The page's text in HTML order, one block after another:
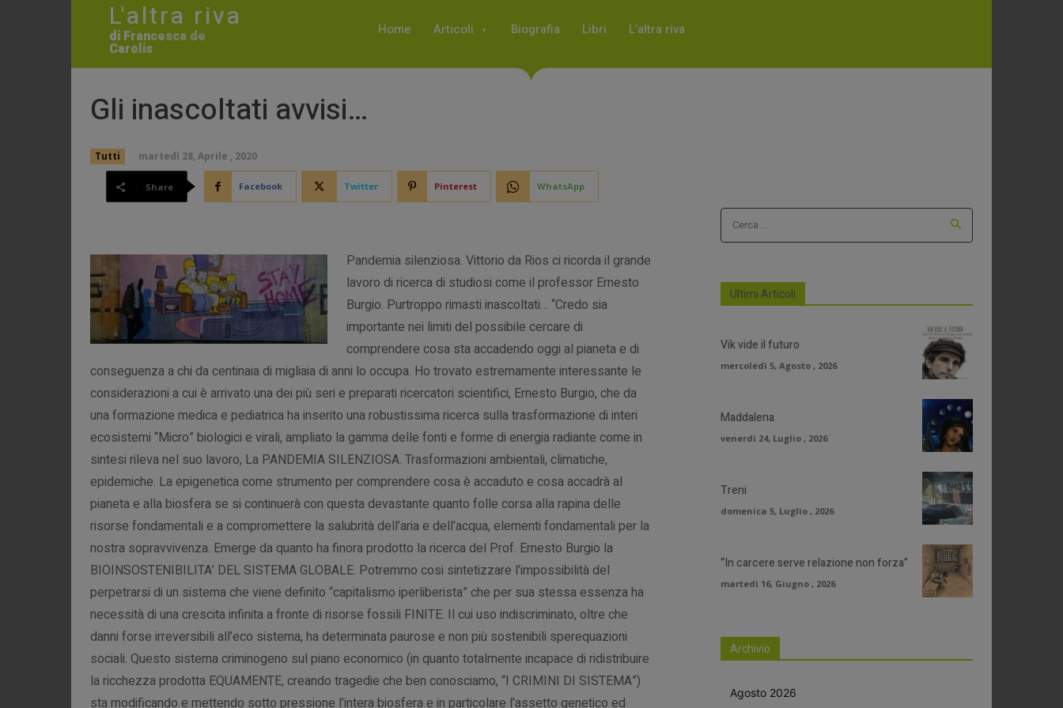
L'altra riva
di Francesca de
Carolis
Home Articoli Biografia Libri L’altra riva
Gli inascoltati avvisi…
Tutti martedì 28, Aprile , 2020
Share Facebook Twitter Pinterest WhatsApp
Pandemia silenziosa. Vittorio da Rios ci ricorda il grande
lavoro di ricerca di studiosi come il professor Ernesto
Burgio. Purtroppo rimasti inascoltati… “Credo sia
importante nei limiti del possibile cercare di
comprendere cosa sta accadendo oggi al pianeta e di
conseguenza a chi da centinaia di migliaia di anni lo occupa. Ho trovato estremamente interessante le
considerazioni a cui è arrivato una dei più seri e preparati ricercatori scientifici, Ernesto Burgio, che da
una formazione medica e pediatrica ha inserito una robustissima ricerca sulla trasformazione di interi
ecosistemi “Micro” biologici e virali, ampliato la gamma delle fonti e forme di energia radiante come in
sintesi rileva nel suo lavoro, La PANDEMIA SILENZIOSA. Trasformazioni ambientali, climatiche,
epidemiche. La epigenetica come strumento per comprendere cosa è accaduto e cosa accadrà al
pianeta e alla biosfera se si continuerà con questa devastante quanto folle corsa alla rapina delle
risorse fondamentali e a compromettere la salubrità dell’aria e dell’acqua, elementi fondamentali per la
nostra sopravvivenza. Emerge da quanto ha finora prodotto la ricerca del Prof. Ernesto Burgio la
BIOINSOSTENIBILITA’ DEL SISTEMA GLOBALE. Potremmo cosi sintetizzare l’impossibilità del
perpetrarsi di un sistema che viene definito “capitalismo iperliberista” che per sua stessa essenza ha
necessità di una crescita infinita a fronte di risorse fossili FINITE. Il cui uso indiscriminato, oltre che
danni forse irreversibili all’eco sistema, ha determinata paurose e non più sostenibili sperequazioni
sociali. Questo sistema criminogeno sul piano economico (in quanto totalmente incapace di ridistribuire
la ricchezza prodotta EQUAMENTE, creando tragedie che ben conosciamo, “I CRIMINI DI SISTEMA”)
sta modificando e mettendo sotto pressione l’intera biosfera e in particolare l’assetto genetico ed
Cerca ...
Ultimi Articoli
Vik vide il futuro
mercoledì 5, Agosto , 2026
Maddalena
venerdì 24, Luglio , 2026
Treni
domenica 5, Luglio , 2026
“In carcere serve relazione non forza”
martedì 16, Giugno , 2026
Archivio
Agosto 2026